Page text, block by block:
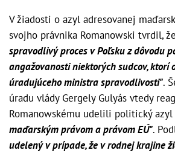
V žiadosti o azyl adresovanej
svojho právnika Romanowski tvrdil, že
spravodlivý proces v Poľsku z dôvodu
angažovanosti niektorých sudcov, ktorí
úradujúceho ministra spravodlivosti".
úradu vlády Gergely Gulyás vtedy
Romanowskému udelili politický azyl
maďarským právom a právom EÚ".
udelený v prípade, že v rodnej krajine